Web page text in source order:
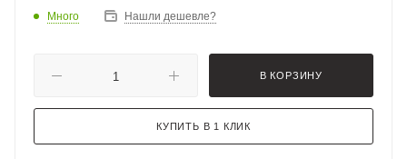
Много Нашли дешевле?
В КОРЗИНУ
КУПИТЬ В 1 КЛИК